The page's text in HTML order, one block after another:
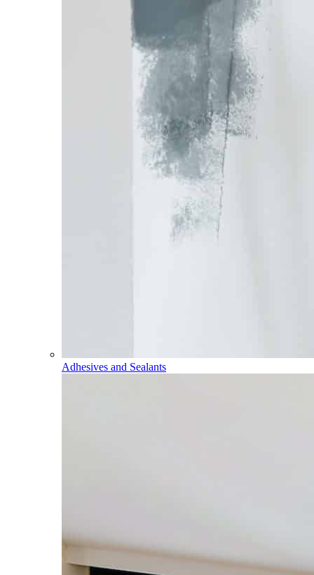
Adhesives and Sealants